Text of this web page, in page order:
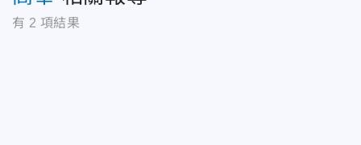
有 2 項結果